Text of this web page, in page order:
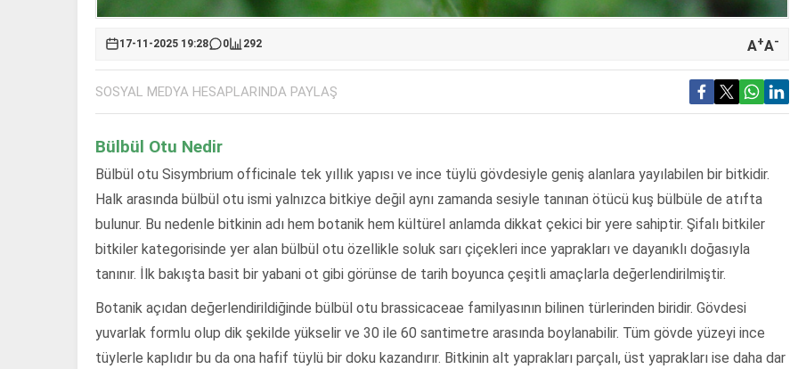
17-11-2025 19:28 0 292 A+A-
SOSYAL MEDYA HESAPLARINDA PAYLAŞ
Bülbül Otu Nedir
Bülbül otu Sisymbrium officinale tek yıllık yapısı ve ince tüylü gövdesiyle geniş alanlara yayılabilen bir bitkidir.
Halk arasında bülbül otu ismi yalnızca bitkiye değil aynı zamanda sesiyle tanınan ötücü kuş bülbüle de atıfta
bulunur. Bu nedenle bitkinin adı hem botanik hem kültürel anlamda dikkat çekici bir yere sahiptir. Şifalı bitkiler
bitkiler kategorisinde yer alan bülbül otu özellikle soluk sarı çiçekleri ince yaprakları ve dayanıklı doğasıyla
tanınır. İlk bakışta basit bir yabani ot gibi görünse de tarih boyunca çeşitli amaçlarla değerlendirilmiştir.
Botanik açıdan değerlendirildiğinde bülbül otu brassicaceae familyasının bilinen türlerinden biridir. Gövdesi
yuvarlak formlu olup dik şekilde yükselir ve 30 ile 60 santimetre arasında boylanabilir. Tüm gövde yüzeyi ince
tüylerle kaplıdır bu da ona hafif tüylü bir doku kazandırır. Bitkinin alt yaprakları parçalı, üst yaprakları ise daha dar